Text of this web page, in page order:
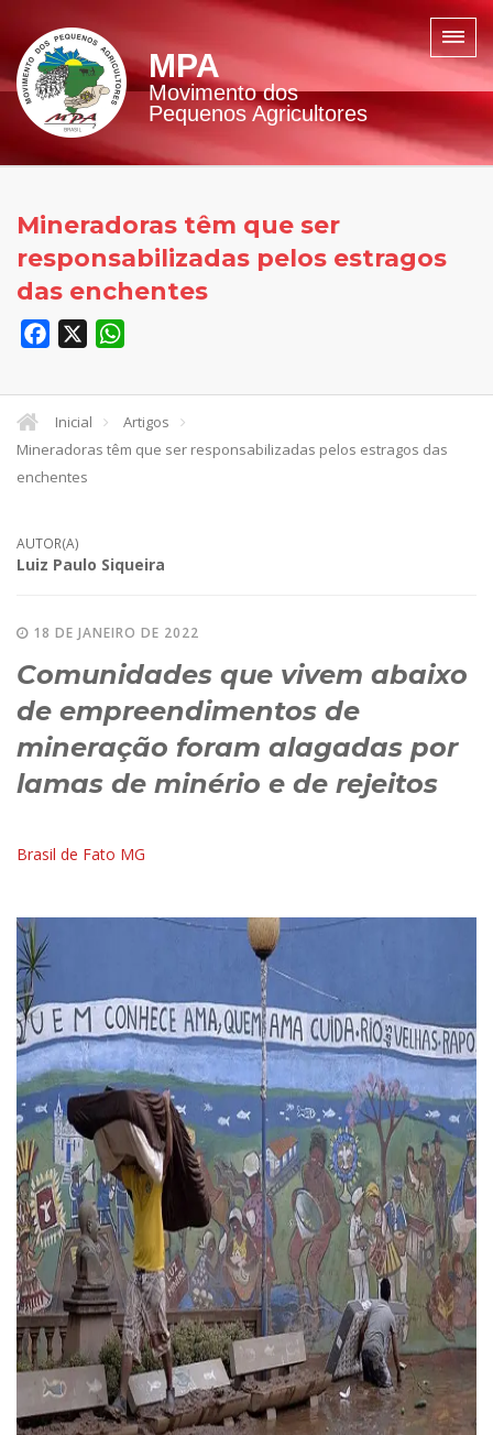
MPA
Movimento dos
Pequenos Agricultores
Mineradoras têm que ser
responsabilizadas pelos estragos
das enchentes
Facebook
Inicial
Artigos
Mineradoras têm que ser responsabilizadas pelos estragos das
enchentes
AUTOR(A)
Luiz Paulo Siqueira
18 DE JANEIRO DE 2022
Comunidades que vivem abaixo
de empreendimentos de
mineração foram alagadas por
lamas de minério e de rejeitos
Brasil de Fato MG